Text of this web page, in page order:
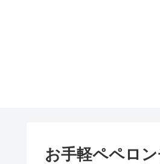
お手軽ペペロ